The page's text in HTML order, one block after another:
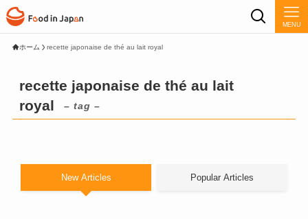
MENU
ホーム recette japonaise de thé au lait royal
recette japonaise de thé au lait
royal
– tag –
New Articles Popular Articles